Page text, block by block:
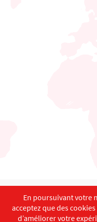
English
Copyright ©ISEC-AdW
En poursuivant votre
acceptez que des
d’améliorer votre